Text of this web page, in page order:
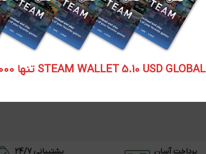
STEAM WALLET 5.10 USD GLOBAL تنها 288.000 تومان تحویل آنی
پرداخت آسان پشتیبانی 24/7